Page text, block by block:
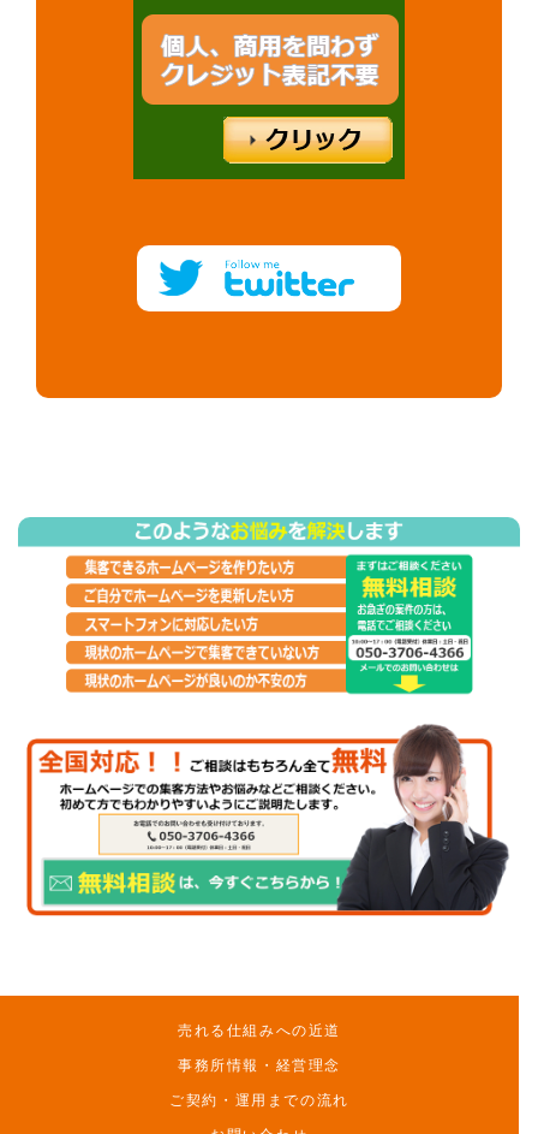
売れる仕組みへの近道
事務所情報・経営理念
ご契約・運用までの流れ